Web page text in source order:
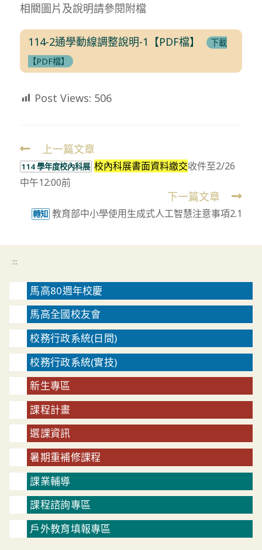
相關圖片及說明請參閱附檔
114-2通學動線調整說明-1【PDF檔】
下載
【PDF檔】
Post Views: 506
Read
more
articles
上一篇文章
114 學年度校內科展 校內科展書面資料繳交收件至2/26
中午12:00前
下一篇文章
轉知 教育部中小學使用生成式人工智慧注意事項2.1
:::
馬高80週年校慶
馬高全國校友會
校務行政系統(日間)
校務行政系統(實技)
新生專區
課程計畫
選課資訊
暑期重補修課程
課業輔導
課程諮詢專區
戶外教育填報專區